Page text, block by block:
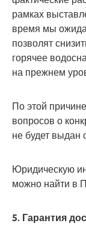
рамках
время мы
позволят
горячее
на прежнем
По этой
вопросов о
не будет выдан
Юридическую
можно найти в
5. Гарантия